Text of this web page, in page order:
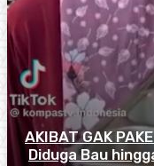
AKIBAT GAK
Diduga Bau